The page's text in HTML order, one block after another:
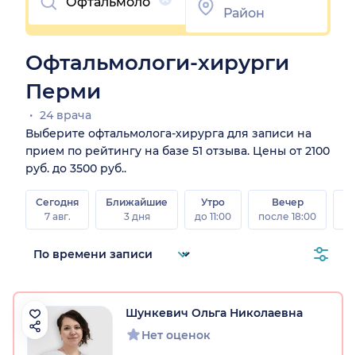
Офтальмологи-хирурги
Перми
24 врача
Выберите офтальмолога-хирурга для записи на
прием по рейтингу на базе 51 отзыва. Цены от 2100
руб. до 3500 руб..
Сегодня
7 авг.
Ближайшие
3 дня
Утро
до 11:00
Вечер
после 18:00
Шункевич Ольга Николаевна
Нет оценок